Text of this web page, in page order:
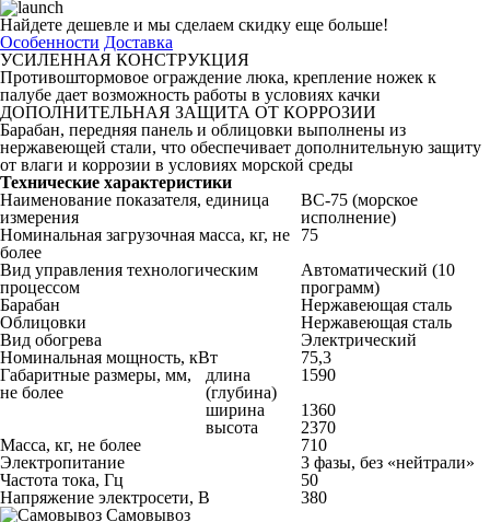
Найдете дешевле и мы сделаем скидку еще больше!
Особенности Доставка
УСИЛЕННАЯ КОНСТРУКЦИЯ
Противоштормовое ограждение люка, крепление ножек к
палубе дает возможность работы в условиях качки
ДОПОЛНИТЕЛЬНАЯ ЗАЩИТА ОТ КОРРОЗИИ
Барабан, передняя панель и облицовки выполнены из
нержавеющей стали, что обеспечивает дополнительную защиту
от влаги и коррозии в условиях морской среды
Технические характеристики
Наименование показателя, единица
измерения
ВС-75 (морское
исполнение)
Номинальная загрузочная масса, кг, не
более
75
Вид управления технологическим
процессом
Автоматический (10
программ)
Барабан
Нержавеющая сталь
Облицовки
Нержавеющая сталь
Вид обогрева
Электрический
Номинальная мощность, кВт
75,3
Габаритные размеры, мм,
не более
длина
(глубина)
1590
ширина
1360
высота
2370
Масса, кг, не более
710
Электропитание
3 фазы, без «нейтрали»
Частота тока, Гц
50
Напряжение электросети, В
380
Самовывоз